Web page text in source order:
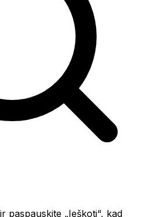
paspauskite „Ieškoti“, kad